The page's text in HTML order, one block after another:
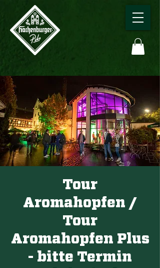
Tour
Aromahopfen /
Tour
Aromahopfen Plus
- bitte Termin